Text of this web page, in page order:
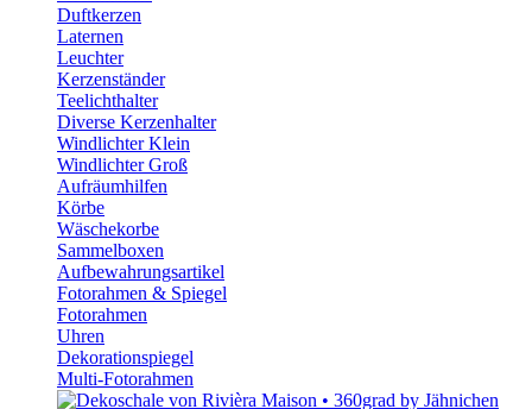
Duftkerzen
Laternen
Leuchter
Kerzenständer
Teelichthalter
Diverse Kerzenhalter
Windlichter Klein
Windlichter Groß
Aufräumhilfen
Körbe
Wäschekorbe
Sammelboxen
Aufbewahrungsartikel
Fotorahmen & Spiegel
Fotorahmen
Uhren
Dekorationspiegel
Multi-Fotorahmen